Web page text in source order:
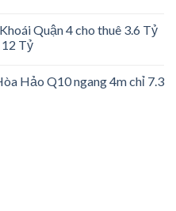
Quận 4 cho thuê 3.6 Tỷ
Tỷ
Hảo Q10 ngang 4m chỉ 7.3